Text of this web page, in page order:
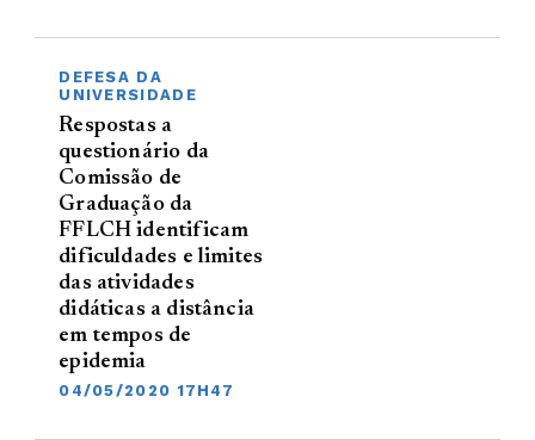
DEFESA DA
UNIVERSIDADE
Respostas a
questionário da
Comissão de
Graduação da
FFLCH identificam
dificuldades e limites
das atividades
didáticas a distância
em tempos de
epidemia
04/05/2020 17H47